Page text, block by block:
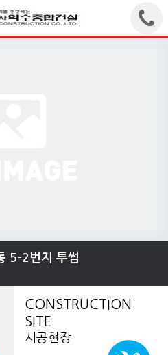
5-2번지 투썸
CONSTRUCTION
SITE
시공현장